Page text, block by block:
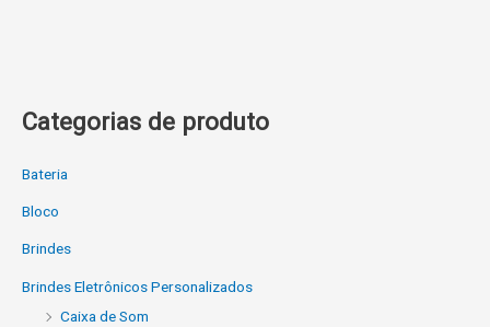
Categorias de produto
Bateria
Bloco
Brindes
Brindes Eletrônicos Personalizados
Caixa de Som